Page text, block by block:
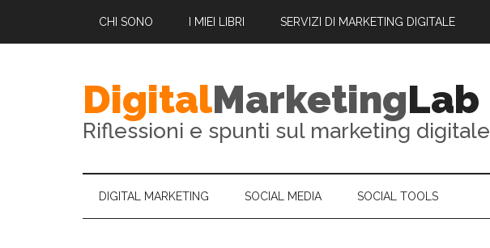
CHI SONO I MIEI LIBRI SERVIZI DI MARKETING DIGITALE
DigitalMarketingLab
Riflessioni e spunti sul marketing digitale
DIGITAL MARKETING SOCIAL MEDIA SOCIAL TOOLS